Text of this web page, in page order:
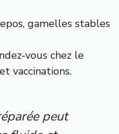
gamelles stables
chez le
vaccinations.
peut